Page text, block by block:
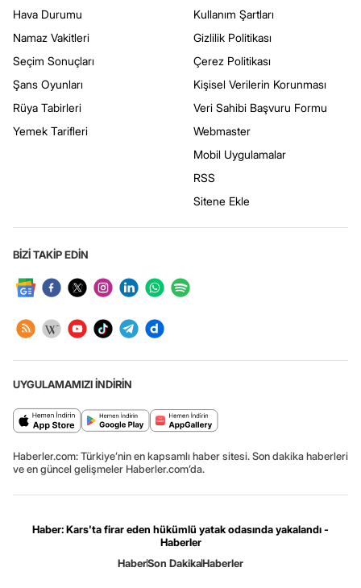
Hava Durumu
Namaz Vakitleri
Seçim Sonuçları
Şans Oyunları
Rüya Tabirleri
Yemek Tarifleri
Kullanım Şartları
Gizlilik Politikası
Çerez Politikası
Kişisel Verilerin Korunması
Veri Sahibi Başvuru Formu
Webmaster
Mobil Uygulamalar
RSS
Sitene Ekle
BİZİ TAKİP EDİN
UYGULAMAMIZI İNDİRİN
Haberler.com: Türkiye’nin en kapsamlı haber sitesi. Son dakika haberleri
ve en güncel gelişmeler Haberler.com’da.
Haber: Kars'ta firar eden hükümlü yatak odasında yakalandı -
Haberler
HaberSon DakikaHaberler